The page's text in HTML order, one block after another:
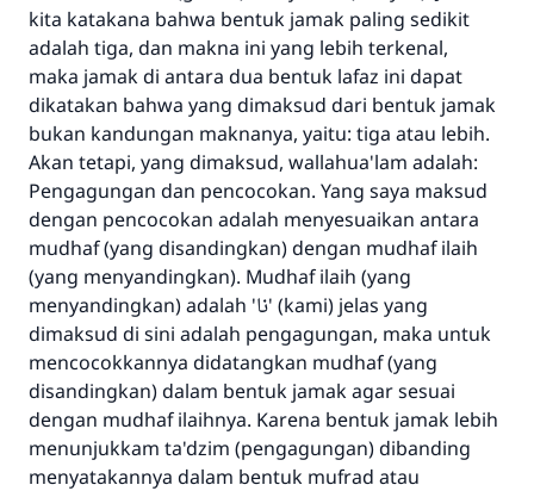
kita katakana bahwa bentuk jamak paling sedikit
adalah tiga, dan makna ini yang lebih terkenal,
maka jamak di antara dua bentuk lafaz ini dapat
dikatakan bahwa yang dimaksud dari bentuk jamak
bukan kandungan maknanya, yaitu: tiga atau lebih.
Akan tetapi, yang dimaksud, wallahua'lam adalah:
Pengagungan dan pencocokan. Yang saya maksud
dengan pencocokan adalah menyesuaikan antara
mudhaf (yang disandingkan) dengan mudhaf ilaih
(yang menyandingkan). Mudhaf ilaih (yang
menyandingkan) adalah 'نا' (kami) jelas yang
dimaksud di sini adalah pengagungan, maka untuk
mencocokkannya didatangkan mudhaf (yang
disandingkan) dalam bentuk jamak agar sesuai
dengan mudhaf ilaihnya. Karena bentuk jamak lebih
menunjukkam ta'dzim (pengagungan) dibanding
menyatakannya dalam bentuk mufrad atau